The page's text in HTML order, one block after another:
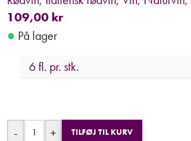
109,00 kr
● På lager
6 fl. pr. stk.
- + TILFØJ TIL KURV